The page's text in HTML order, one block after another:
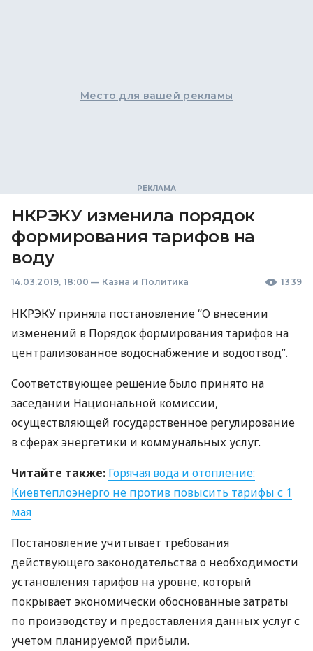
Место для вашей рекламы
НКРЭКУ изменила порядок
формирования тарифов на
воду
14.03.2019, 18:00 — Казна и Политика 1339
НКРЭКУ приняла постановление “О внесении
изменений в Порядок формирования тарифов на
централизованное водоснабжение и водоотвод”.
Соответствующее решение было принято на
заседании Национальной комиссии,
осуществляющей государственное регулирование
в сферах энергетики и коммунальных услуг.
Читайте также: Горячая вода и отопление:
Киевтеплоэнерго не против повысить тарифы с 1
мая
Постановление учитывает требования
действующего законодательства о необходимости
установления тарифов на уровне, который
покрывает экономически обоснованные затраты
по производству и предоставления данных услуг с
учетом планируемой прибыли.